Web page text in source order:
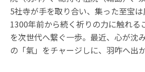
5社寺が手を取り合い、集った至宝は
1300年前から続く祈りの力に触れる
を次世代へ繋ぐ一歩。最近、心が沈
の「氣」をチャージしに、羽咋へ出